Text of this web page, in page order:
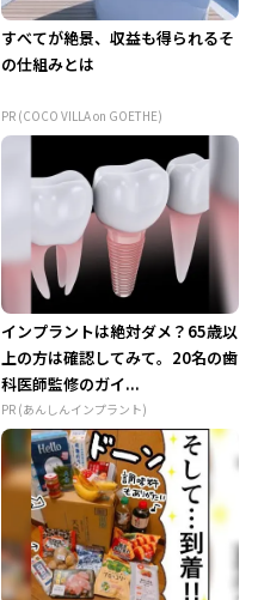
すべてが絶景、収益も得られるそ
の仕組みとは
PR (COCO VILLA on GOETHE)
インプラントは絶対ダメ？65歳以
上の方は確認してみて。20名の歯
科医師監修のガイ...
PR (あんしんインプラント)